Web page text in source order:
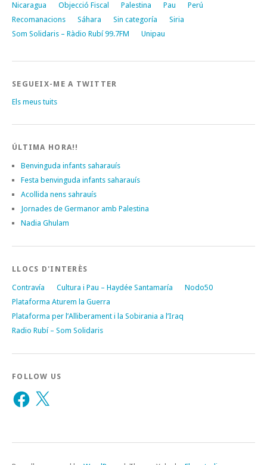
Nicaragua
Objecció Fiscal Palestina Pau
Perú
Recomanacions
Sáhara Sin categoría
Siria
Som Solidaris – Ràdio Rubí 99.7FM
Unipau
SEGUEIX-ME A TWITTER
Els meus tuits
ÚLTIMA HORA!!
Benvinguda infants saharauís
Festa benvinguda infants saharauís
Acollida nens sahrauís
Jornades de Germanor amb Palestina
Nadia Ghulam
LLOCS D'INTERÈS
Contravía Cultura i Pau – Haydée Santamaría
Nodo50
Plataforma Aturem la Guerra
Plataforma per l’Alliberament i la Sobirania a l’Iraq
Radio Rubí – Som Solidaris
FOLLOW US
Facebook
X